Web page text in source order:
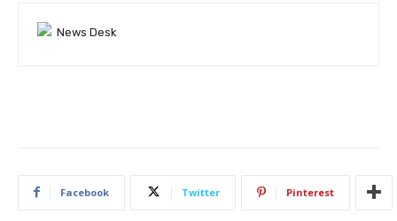
Facebook Twitter Pinterest